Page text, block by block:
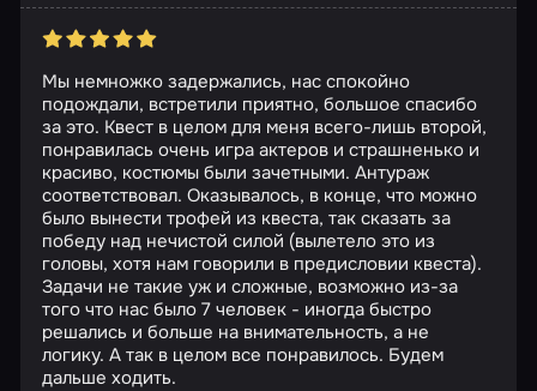
Мы немножко задержались, нас спокойно
подождали, встретили приятно, большое спасибо
за это. Квест в целом для меня всего-лишь второй,
понравилась очень игра актеров и страшненько и
красиво, костюмы были зачетными. Антураж
соответствовал. Оказывалось, в конце, что можно
было вынести трофей из квеста, так сказать за
победу над нечистой силой (вылетело это из
головы, хотя нам говорили в предисловии квеста).
Задачи не такие уж и сложные, возможно из-за
того что нас было 7 человек - иногда быстро
решались и больше на внимательность, а не
логику. А так в целом все понравилось. Будем
дальше ходить.